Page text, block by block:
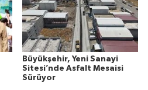
Büyükşehir, Yeni Sanayi
Sitesi’nde Asfalt Mesaisi
Sürüyor